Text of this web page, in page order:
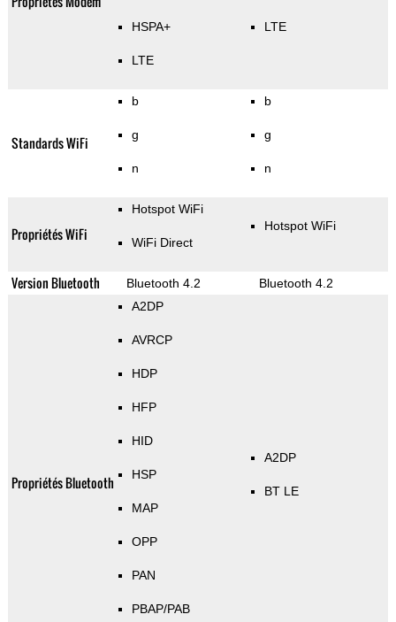
HSPA+
LTE
LTE
Standards WiFi
b
g
n
b
g
n
Propriétés WiFi
Hotspot WiFi
WiFi Direct
Hotspot WiFi
Version Bluetooth Bluetooth 4.2 Bluetooth 4.2
Propriétés Bluetooth
A2DP
AVRCP
HDP
HFP
HID
HSP
MAP
OPP
PAN
PBAP/PAB
A2DP
BT LE